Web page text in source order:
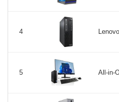
4
5 All-in-